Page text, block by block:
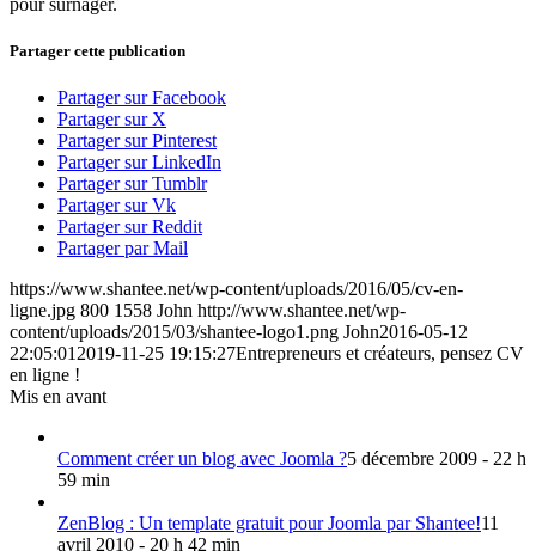
Partager cette publication
Partager sur Facebook
Partager sur X
Partager sur Pinterest
Partager sur LinkedIn
Partager sur Tumblr
Partager sur Vk
Partager sur Reddit
Partager par Mail
https://www.shantee.net/wp-content/uploads/2016/05/cv-en-
ligne.jpg 800 1558 John http://www.shantee.net/wp-
content/uploads/2015/03/shantee-logo1.png John2016-05-12
22:05:01 2019-11-25 19:15:27Entrepreneurs et créateurs, pensez CV
en ligne !
Mis en avant
Comment créer un blog avec Joomla ?5 décembre 2009 - 22 h
59 min
ZenBlog : Un template gratuit pour Joomla par Shantee!11
avril 2010 - 20 h 42 min